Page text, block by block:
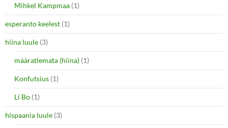
Mihkel Kampmaa (1)
esperanto keelest (1)
hiina luule (3)
määratlemata (hiina) (1)
Konfutsius (1)
Li Bo (1)
hispaania luule (3)